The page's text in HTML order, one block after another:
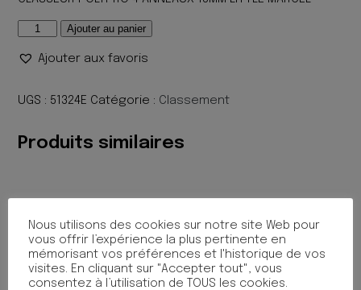
quantité
CLASSEUR
4
15MM
LITTLE
Ajouter au panier
Ajouter aux favoris
UGS : 51324E Catégorie : Classement
Produits similaires
Nous utilisons des cookies sur notre site Web pour
vous offrir l’expérience la plus pertinente en
mémorisant vos préférences et l'historique de vos
visites. En cliquant sur "Accepter tout", vous
consentez à l’utilisation de TOUS les cookies.